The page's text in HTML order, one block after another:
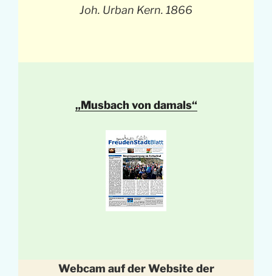
Joh. Urban Kern. 1866
„Musbach von damals“
Webcam auf der Website der